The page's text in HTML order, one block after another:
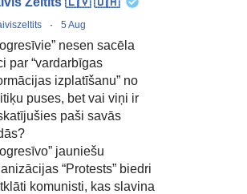
· 5 Aug
nesen sacēla
par “vardarbīgas
izplatīšanu” no
puses, bet vai viņi ir
paši savās
jauniešu
“Protests” biedri
komunisti, kas slavina